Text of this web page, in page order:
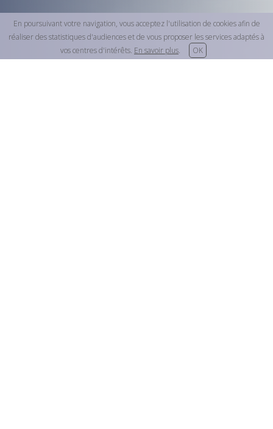
En poursuivant votre navigation, vous acceptez l'utilisation de cookies afin de
réaliser des statistiques d'audiences et de vous proposer les services adaptés à
vos centres d'intérêts. En savoir plus. OK